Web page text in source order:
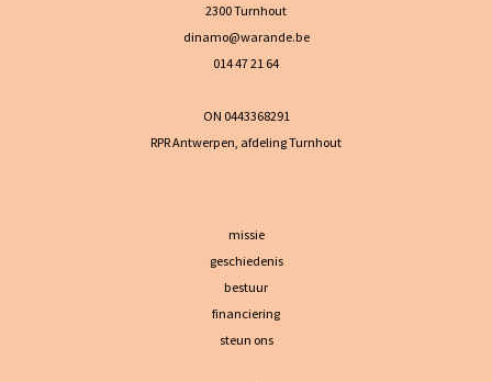
2300 Turnhout
dinamo@warande.be
014 47 21 64
ON 0443368291
RPR Antwerpen, afdeling Turnhout
missie
geschiedenis
bestuur
financiering
steun ons